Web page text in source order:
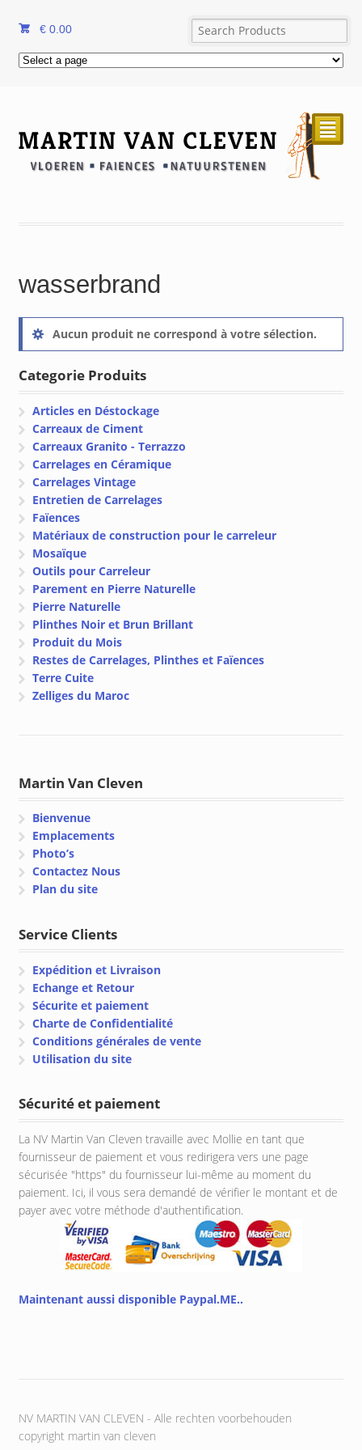
€ 0.00
²
wasserbrand
Aucun produit ne correspond à votre sélection.
Categorie Produits
Articles en Déstockage
Carreaux de Ciment
Carreaux Granito - Terrazzo
Carrelages en Céramique
Carrelages Vintage
Entretien de Carrelages
Faïences
Matériaux de construction pour le carreleur
Mosaïque
Outils pour Carreleur
Parement en Pierre Naturelle
Pierre Naturelle
Plinthes Noir et Brun Brillant
Produit du Mois
Restes de Carrelages, Plinthes et Faïences
Terre Cuite
Zelliges du Maroc
Martin Van Cleven
Bienvenue
Emplacements
Photo’s
Contactez Nous
Plan du site
Service Clients
Expédition et Livraison
Echange et Retour
Sécurite et paiement
Charte de Confidentialité
Conditions générales de vente
Utilisation du site
Sécurité et paiement
La NV Martin Van Cleven travaille avec Mollie en tant que
fournisseur de paiement et vous redirigera vers une page
sécurisée "https" du fournisseur lui-même au moment du
paiement. Ici, il vous sera demandé de vérifier le montant et de
payer avec votre méthode d'authentification.
Maintenant aussi disponible Paypal.ME..
NV MARTIN VAN CLEVEN - Alle rechten voorbehouden
copyright martin van cleven